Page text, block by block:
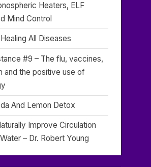
Heaters, ELF
Mind Control
All Diseases
#9 – The flu, vaccines,
and the positive use of
And Lemon Detox
Improve Circulation
– Dr. Robert Young